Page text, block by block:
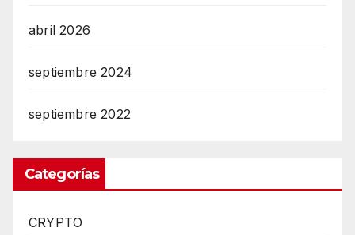
abril 2026
septiembre 2024
septiembre 2022
Categorías
CRYPTO